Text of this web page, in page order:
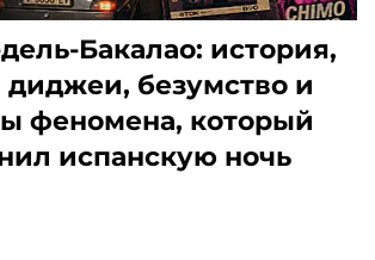
Бакалао: история,
безумство и
феномена, который
испанскую ночь